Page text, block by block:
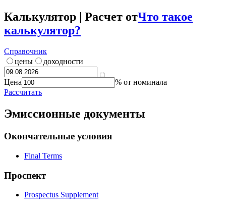
Калькулятор | Расчет отЧто такое
калькулятор?
Справочник
цены
доходности
Цена
% от номинала
Рассчитать
Эмиссионные документы
Окончательные условия
Final Terms
Проспект
Prospectus Supplement